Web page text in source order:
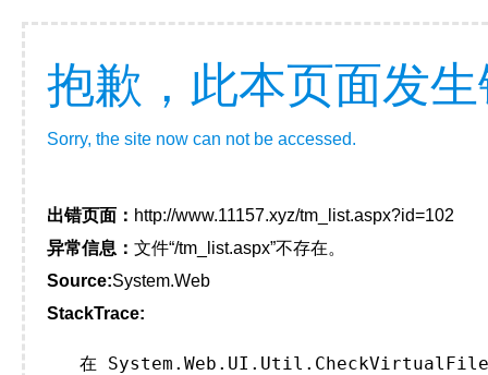
抱歉，此本页面发
Sorry, the site now can not be accessed.
出错页面： http://www.11157.xyz/tm_list.aspx?id=102
异常信息： 文件“/tm_list.aspx”不存在。
Source:System.Web
StackTrace:
在